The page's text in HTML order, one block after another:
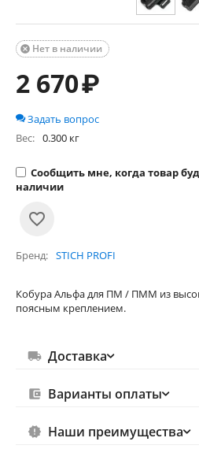
Нет в наличии

2 670₽
Задать вопрос
Вес: 0.300 кг
Сообщить мне, когда товар
наличии
Бренд STICH PROFI
Кобура Альфа для ПМ / ПММ из
поясным креплением.
Доставка
Варианты оплаты
Наши преимущества